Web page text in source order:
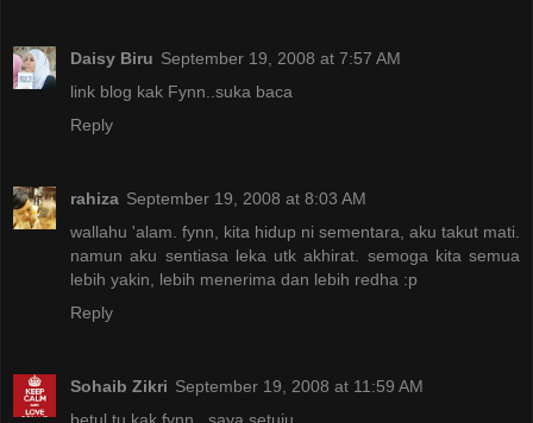
Daisy Biru September 19, 2008 at 7:57 AM
link blog kak Fynn..suka baca
Reply
rahiza September 19, 2008 at 8:03 AM
wallahu 'alam. fynn, kita hidup ni sementara, aku takut mati.
namun aku sentiasa leka utk akhirat. semoga kita semua
lebih yakin, lebih menerima dan lebih redha :p
Reply
Sohaib Zikri September 19, 2008 at 11:59 AM